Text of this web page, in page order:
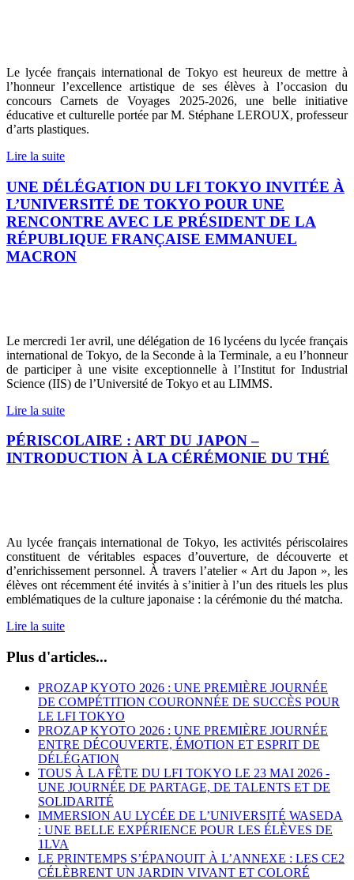
Le lycée français international de Tokyo est heureux de mettre à
l’honneur l’excellence artistique de ses élèves à l’occasion du
concours Carnets de Voyages 2025-2026, une belle initiative
éducative et culturelle portée par M. Stéphane LEROUX, professeur
d’arts plastiques.
Lire la suite
UNE DÉLÉGATION DU LFI TOKYO INVITÉE À
L’UNIVERSITÉ DE TOKYO POUR UNE
RENCONTRE AVEC LE PRÉSIDENT DE LA
RÉPUBLIQUE FRANÇAISE EMMANUEL
MACRON
Le mercredi 1er avril, une délégation de 16 lycéens du lycée français
international de Tokyo, de la Seconde à la Terminale, a eu l’honneur
de participer à une visite exceptionnelle à l’Institut for Industrial
Science (IIS) de l’Université de Tokyo et au LIMMS.
Lire la suite
PÉRISCOLAIRE : ART DU JAPON –
INTRODUCTION À LA CÉRÉMONIE DU THÉ
Au lycée français international de Tokyo, les activités périscolaires
constituent de véritables espaces d’ouverture, de découverte et
d’enrichissement personnel. À travers l’atelier « Art du Japon », les
élèves ont récemment été invités à s’initier à l’un des rituels les plus
emblématiques de la culture japonaise : la cérémonie du thé matcha.
Lire la suite
Plus d'articles...
PROZAP KYOTO 2026 : UNE PREMIÈRE JOURNÉE
DE COMPÉTITION COURONNÉE DE SUCCÈS POUR
LE LFI TOKYO
PROZAP KYOTO 2026 : UNE PREMIÈRE JOURNÉE
ENTRE DÉCOUVERTE, ÉMOTION ET ESPRIT DE
DÉLÉGATION
TOUS À LA FÊTE DU LFI TOKYO LE 23 MAI 2026 -
UNE JOURNÉE DE PARTAGE, DE TALENTS ET DE
SOLIDARITÉ
IMMERSION AU LYCÉE DE L’UNIVERSITÉ WASEDA
: UNE BELLE EXPÉRIENCE POUR LES ÉLÈVES DE
1LVA
LE PRINTEMPS S’ÉPANOUIT À L’ANNEXE : LES CE2
CÉLÈBRENT UN JARDIN VIVANT ET COLORÉ